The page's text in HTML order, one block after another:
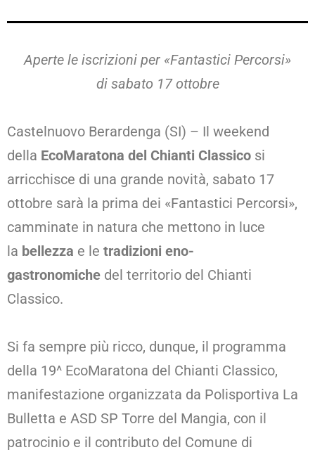
Aperte le iscrizioni per «Fantastici Percorsi»
di sabato 17 ottobre
Castelnuovo Berardenga (SI) – Il weekend
della EcoMaratona del Chianti Classico si
arricchisce di una grande novità, sabato 17
ottobre sarà la prima dei «Fantastici Percorsi»,
camminate in natura che mettono in luce
la bellezza e le tradizioni eno-
gastronomiche del territorio del Chianti
Classico.
Si fa sempre più ricco, dunque, il programma
della 19^ EcoMaratona del Chianti Classico,
manifestazione organizzata da Polisportiva La
Bulletta e ASD SP Torre del Mangia, con il
patrocinio e il contributo del Comune di